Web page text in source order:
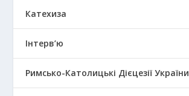
Катехиза
Інтерв’ю
Римсько-Католицькі Дієцезії України